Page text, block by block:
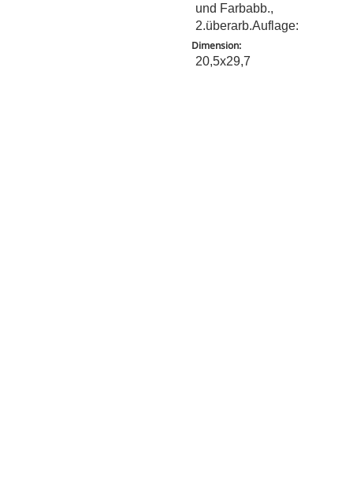
und Farbabb.,
2.überarb.Auflage:
Dimension:
20,5x29,7